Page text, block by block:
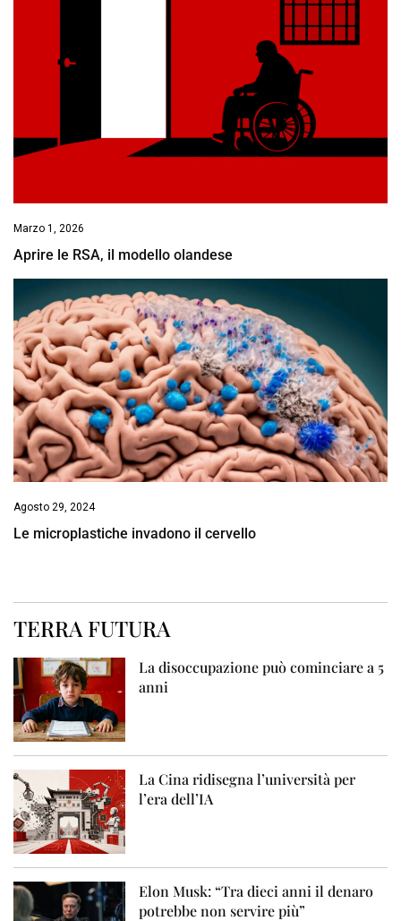
Marzo 1, 2026
Aprire le RSA, il modello olandese
Agosto 29, 2024
Le microplastiche invadono il cervello
TERRA FUTURA
La disoccupazione può cominciare a 5
anni
La Cina ridisegna l’università per
l’era dell’IA
Elon Musk: “Tra dieci anni il denaro
potrebbe non servire più”